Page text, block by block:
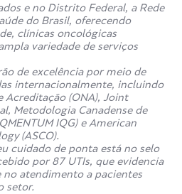
do corpo.
de exame de
exames de cálcio que são
desse mineral no corpo e
e no Distrito Federal, a Rede
do Brasil, oferecendo
clínicas oncológicas
variedade de serviços
de excelência por meio de
internacionalmente, incluindo
Acreditação (ONA), Joint
Metodologia Canadense de
IQG) e American
(ASCO).
cuidado de ponta está no selo
por 87 UTIs, que evidencia
no atendimento a pacientes
setor.